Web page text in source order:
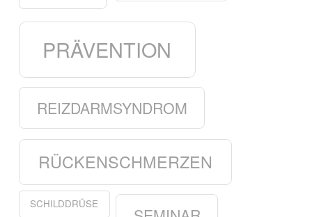
PRÄVENTION
REIZDARMSYNDROM
RÜCKENSCHMERZEN
SCHILDDRÜSE